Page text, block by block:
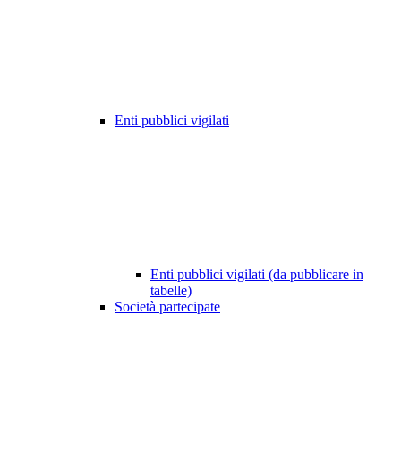
Enti pubblici vigilati
Enti pubblici vigilati (da pubblicare in
tabelle)
Società partecipate